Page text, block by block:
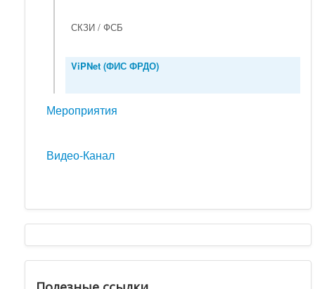
СКЗИ / ФСБ
ViPNet (ФИС ФРДО)
Мероприятия
Видео-Канал